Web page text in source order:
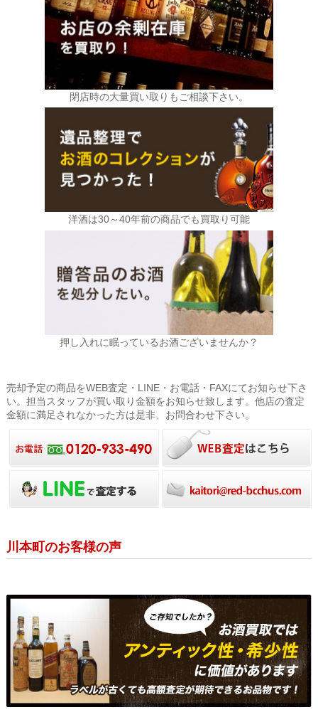
閉店時の大量買い取りもご相談下さい。
洋酒は30～40年前の商品でも買取り可能
押し入れに眠っているお酒ございませんか？
売却予定の商品をWEB査定・LINE・お電話・FAXにてお知らせ下さ
い。担当スタッフが買い取り金額をお知らせ致します。他店の査定
金額に満足されなかった方は是非、お問合わせ下さい。
川本町のお客様の声